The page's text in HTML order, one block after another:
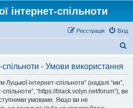
інтернет-спільноти
Вхід
Реєстрація
спільноти - Умови використання
інтернет-спільноти” (надалі “ми”,
“https://black.volyn.net/forum”), ви
умовами. Якщо ви не